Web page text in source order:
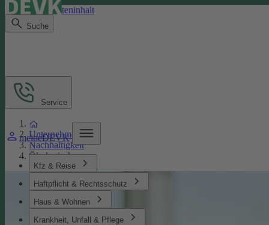
Direkt zum Seiteninhalt
Suche
meineDEVK
Kfz & Reise
Haftpflicht & Rechtsschutz
Haus & Wohnen
Krankheit, Unfall & Pflege
Service
Unternehmen
Nachhaltigkeit
Ökologisches